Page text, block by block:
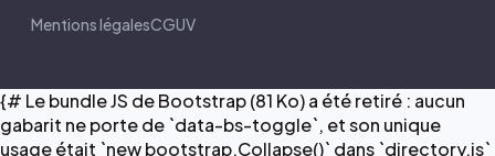
Mentions légalesCGUV
{# Le bundle JS de Bootstrap (81 Ko) a été retiré : aucun
gabarit ne porte de `data-bs-toggle`, et son unique
usage était `new bootstrap.Collapse()` dans `directory.js`